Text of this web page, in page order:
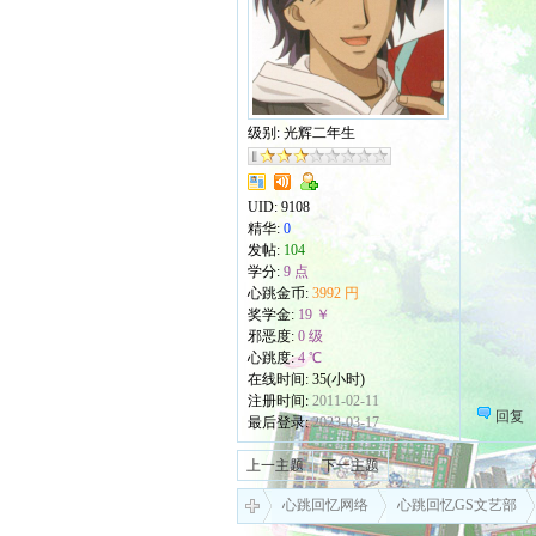
级别: 光辉二年生
UID: 9108
精华:0
发帖: 104
学分: 9 点
心跳金币: 3992 円
奖学金: 19 ￥
邪恶度: 0 级
心跳度:4 ℃
在线时间: 35(小时)
注册时间: 2011-02-11
最后登录:2023-03-17 回复
上一主题 下一主题
心跳回忆网络 心跳回忆GS文艺部